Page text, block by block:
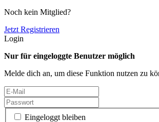
Noch kein Mitglied?
Jetzt Registrieren
Login
Nur für eingeloggte Benutzer möglich
Melde dich an, um diese Funktion nutzen zu
Eingeloggt bleiben